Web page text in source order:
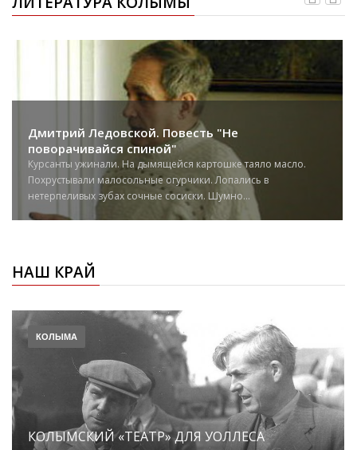
Дмитрий Ледовской. Повесть "Не
поворачивайся спиной"
Курсанты ужинали. На дымящейся картошке таяло масло.
Похрустывали малосольные огурчики. Лопались в
нетерпеливых зубах сочные сосиски. Шумно...
НАШ КРАЙ
КОЛЫМА
КОЛЫМСКИЙ «ТЕАТР» ДЛЯ УОЛЛЕСА